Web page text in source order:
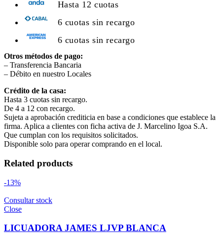
Hasta 12 cuotas
6 cuotas sin recargo
6 cuotas sin recargo
Otros métodos de pago:
– Transferencia Bancaria
– Débito en nuestro Locales
Crédito de la casa:
Hasta 3 cuotas sin recargo.
De 4 a 12 con recargo.
Sujeta a aprobación crediticia en base a condiciones que establece la
firma. Aplica a clientes con ficha activa de J. Marcelino Igoa S.A.
Que cumplan con los requisitos solicitados.
Disponible solo para operar comprando en el local.
Related products
-13%
Consultar stock
Close
LICUADORA JAMES LJVP BLANCA